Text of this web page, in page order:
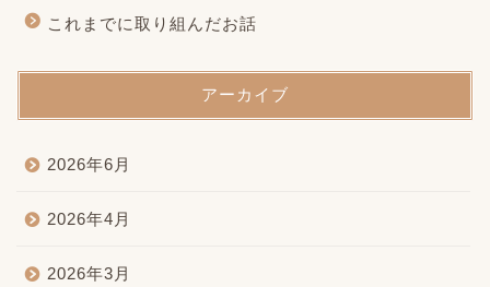
これまでに取り組んだお話
アーカイブ
2026年6月
2026年4月
2026年3月